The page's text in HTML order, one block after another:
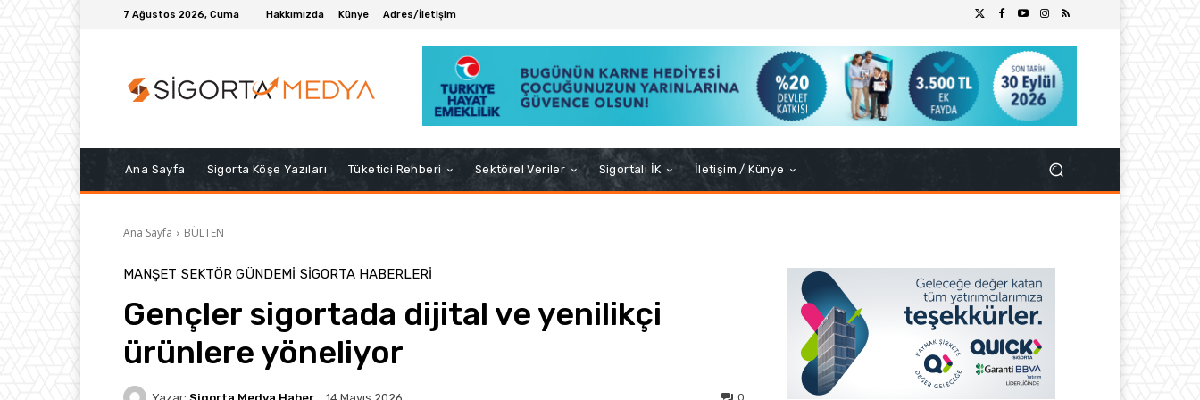
7 Ağustos 2026, Cuma Hakkımızda Künye Adres/İletişim
Ana Sayfa Sigorta Köşe Yazıları Tüketici Rehberi Sektörel Veriler Sigortalı İK İletişim / Künye
Ana Sayfa BÜLTEN
MANŞET SEKTÖR GÜNDEMİ SIGORTA HABERLERI
Gençler sigortada dijital ve yenilikçi
ürünlere yöneliyor